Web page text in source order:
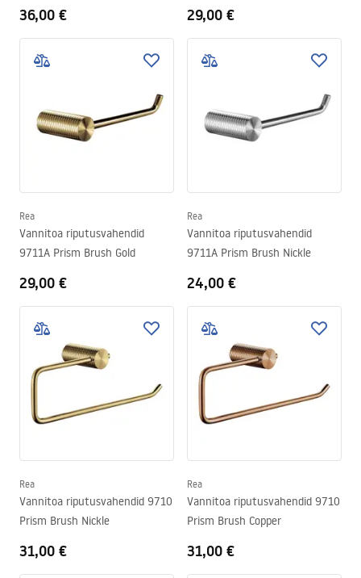
36,00 € 29,00 €
Rea
Vannitoa riputusvahendid
9711A Prism Brush Gold
29,00 €
Rea
Vannitoa riputusvahendid
9711A Prism Brush Nickle
24,00 €
Rea
Vannitoa riputusvahendid 9710
Prism Brush Nickle
31,00 €
Rea
Vannitoa riputusvahendid 9710
Prism Brush Copper
31,00 €